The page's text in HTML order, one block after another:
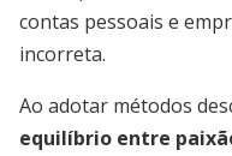
contas pessoais e
incorreta.
Ao adotar métodos
equilíbrio entre